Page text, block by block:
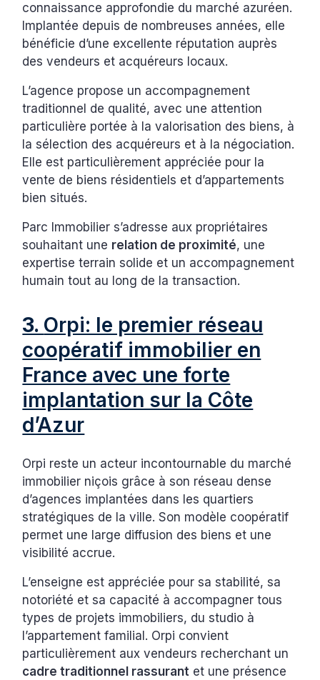
connaissance approfondie du marché azuréen.
Implantée depuis de nombreuses années, elle
bénéficie d’une excellente réputation auprès
des vendeurs et acquéreurs locaux.
L’agence propose un accompagnement
traditionnel de qualité, avec une attention
particulière portée à la valorisation des biens, à
la sélection des acquéreurs et à la négociation.
Elle est particulièrement appréciée pour la
vente de biens résidentiels et d’appartements
bien situés.
Parc Immobilier s’adresse aux propriétaires
souhaitant une relation de proximité, une
expertise terrain solide et un accompagnement
humain tout au long de la transaction.
3. Orpi: le premier réseau
coopératif immobilier en
France avec une forte
implantation sur la Côte
d’Azur
Orpi reste un acteur incontournable du marché
immobilier niçois grâce à son réseau dense
d’agences implantées dans les quartiers
stratégiques de la ville. Son modèle coopératif
permet une large diffusion des biens et une
visibilité accrue.
L’enseigne est appréciée pour sa stabilité, sa
notoriété et sa capacité à accompagner tous
types de projets immobiliers, du studio à
l’appartement familial. Orpi convient
particulièrement aux vendeurs recherchant un
cadre traditionnel rassurant et une présence